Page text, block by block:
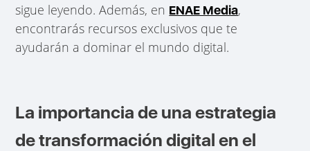
sigue leyendo. Además, en ENAE Media,
encontrarás recursos exclusivos que te
ayudarán a dominar el mundo digital.
La importancia de una estrategia
de transformación digital en el